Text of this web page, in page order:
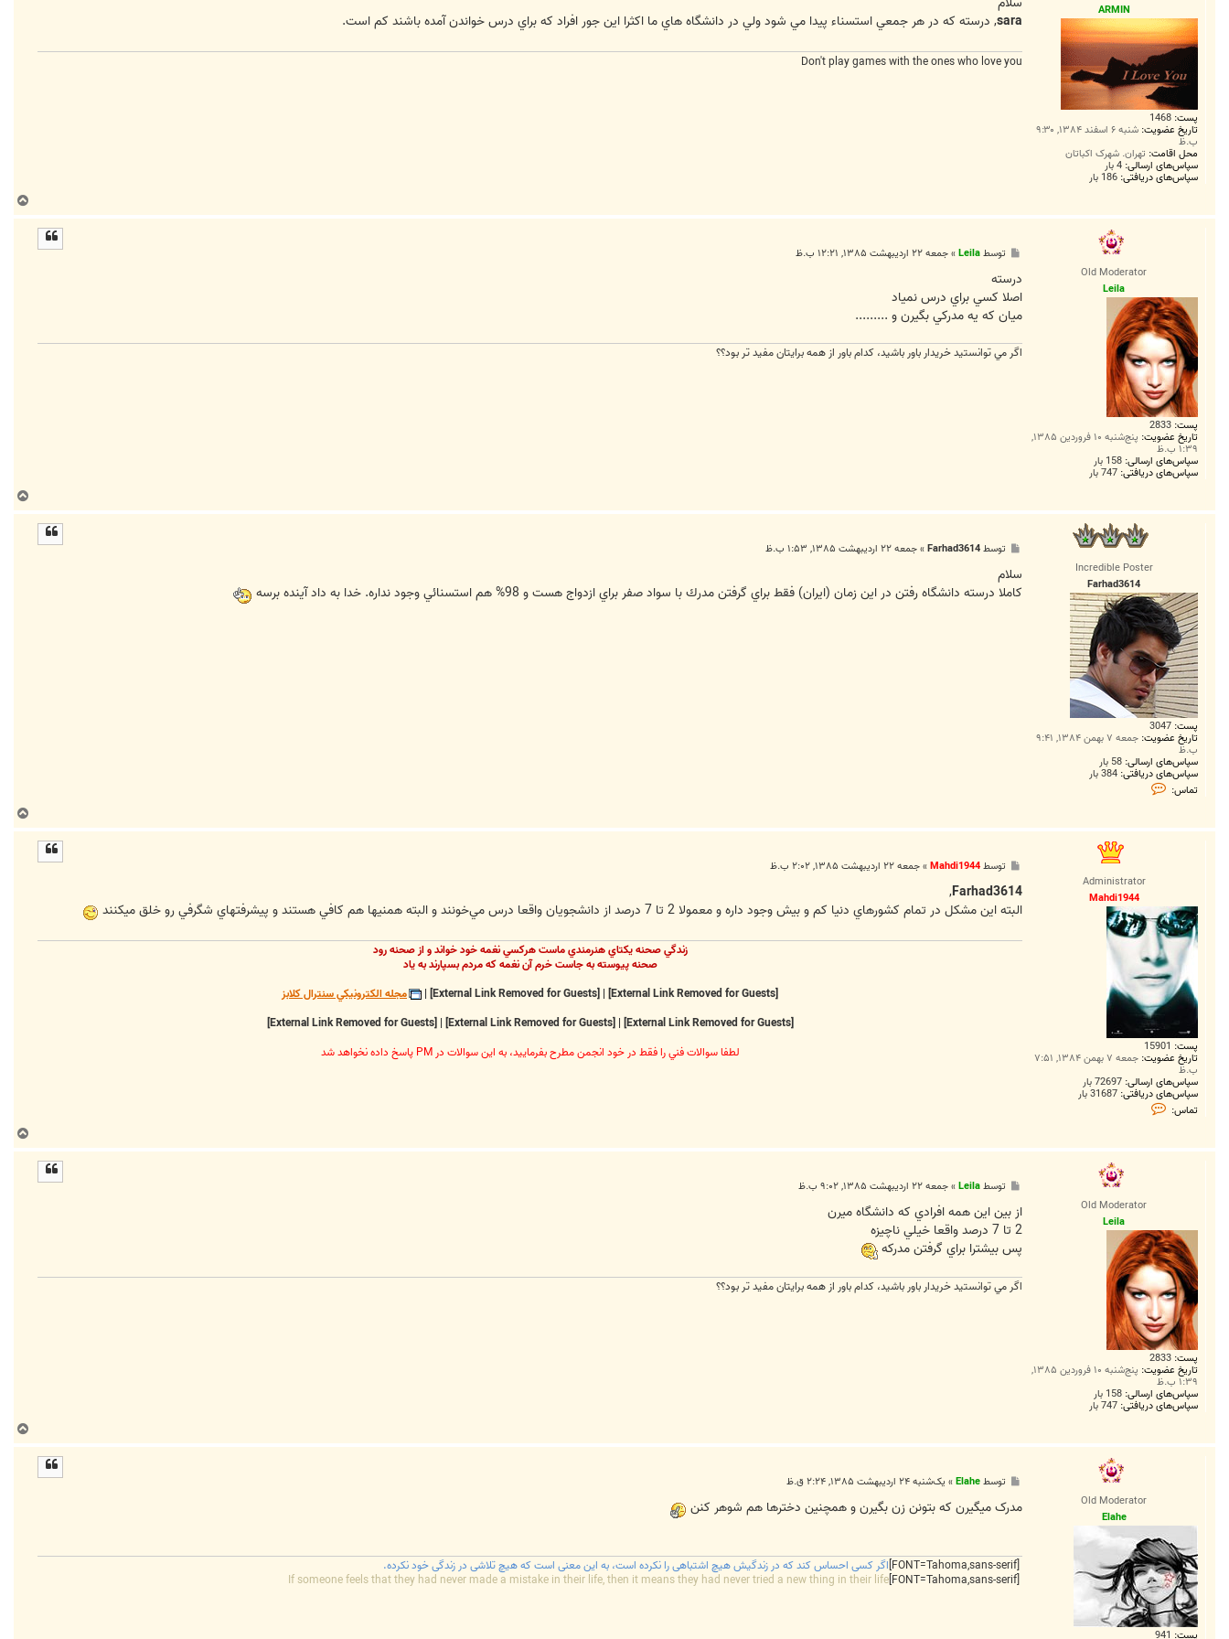
ARMIN
پست: 1468
تاریخ عضویت: شنبه ۶ اسفند ۱۳۸۴, ۹:۳۰
ب.ظ
محل اقامت: تهران. شهرک اکباتان
سپاس‌های ارسالی: 4 بار
سپاس‌های دریافتی: 186 بار
sara, درسته که در هر جمعي استسناء پيدا مي شود ولي در دانشگاه هاي ما اکثرا اين جور افراد که براي درس خواندن آمده باشند کم است.
Don't play games with the ones who love you
ا
Old Moderator
Leila
پست: 2833
تاریخ عضویت: پنج‌شنبه ۱۰ فروردین ۱۳۸۵,
۱:۳۹ ب.ظ
سپاس‌های ارسالی: 158 بار
سپاس‌های دریافتی: 747 بار
ت
توسطLeila
»جمعه ۲۲ اردیبهشت ۱۳۸۵, ۱۲:۲۱ ب.ظ
درسته
اصلا كسي براي درس نمياد
ميان كه يه مدركي بگيرن و .........
اگر مي توانستيد خريدار باور باشيد، كدام باور از همه برايتان مفيد تر بود؟؟
ا
Incredible Poster
Farhad3614
پست: 3047
تاریخ عضویت: جمعه ۷ بهمن ۱۳۸۴, ۹:۴۱
ب.ظ
سپاس‌های ارسالی: 58 بار
سپاس‌های دریافتی: 384 بار
تماس:
ت
F
a
6
1
4
ت
توسطFarhad3614
»جمعه ۲۲ اردیبهشت ۱۳۸۵, ۱:۵۳ ب.ظ
سلام
كاملا درسته دانشگاه رفتن در اين زمان (ايران) فقط براي گرفتن مدرك با سواد صفر براي ازدواج هست و 98% هم استسنائي وجود نداره. خدا به داد آينده برسه
ا
Administrator
Mahdi1944
پست: 15901
تاریخ عضویت: جمعه ۷ بهمن ۱۳۸۴, ۷:۵۱
ب.ظ
سپاس‌های ارسالی: 72697 بار
سپاس‌های دریافتی: 31687 بار
تماس:
ت
M
i
1
4
4
ت
توسطMahdi1944
»جمعه ۲۲ اردیبهشت ۱۳۸۵, ۲:۰۲ ب.ظ
Farhad3614
,
البته اين مشکل در تمام کشورهاي دنيا کم و بيش وجود داره و معمولا 2 تا 7 درصد از دانشجويان واقعا درس مي‌خونند و البته همنيها هم کافي هستند و پيشرفتهاي شگرفي رو خلق ميکنند
زندگي صحنه يکتاي هنرمندي ماست هرکسي نغمه خود خواند و از صحنه رود
صحنه پيوسته به جاست خرم آن نغمه که مردم بسپارند به ياد
[External Link Removed for Guests]
|
[External Link Removed for Guests]
|
مجله الکترونيکي سنترال کلابز
[External Link Removed for Guests]
|
[External Link Removed for Guests]
|
[External Link Removed for Guests]
لطفا سوالات فني را فقط در خود انجمن مطرح بفرماييد، به اين سوالات در PM پاسخ داده نخواهد شد
ا
Old Moderator
Leila
پست: 2833
تاریخ عضویت: پنج‌شنبه ۱۰ فروردین ۱۳۸۵,
۱:۳۹ ب.ظ
سپاس‌های ارسالی: 158 بار
سپاس‌های دریافتی: 747 بار
ت
توسطLeila
»جمعه ۲۲ اردیبهشت ۱۳۸۵, ۹:۰۲ ب.ظ
از بين اين همه افرادي كه دانشگاه ميرن
2 تا 7 درصد واقعا خيلي ناچيزه
پس بيشترا براي گرفتن مدركه
اگر مي توانستيد خريدار باور باشيد، كدام باور از همه برايتان مفيد تر بود؟؟
ا
Old Moderator
Elahe
پست: 941
ت
توسطElahe
» یک‌شنبه ۲۴ اردیبهشت ۱۳۸۵, ۲:۲۴ ق.ظ
مدرک میگیرن که بتونن زن بگیرن و همچنین دخترها هم شوهر کنن
[FONT=Tahoma,sans-serif]
اگر کسی احساس کند که در زندگیش هیچ اشتباهی را نکرده است، به این معنی است که هیچ تلاشی در زندگی خود نکرده.
[FONT=Tahoma,sans-serif]
If someone feels that they had never made a mistake in their life, then it means they had never tried a new thing in their life